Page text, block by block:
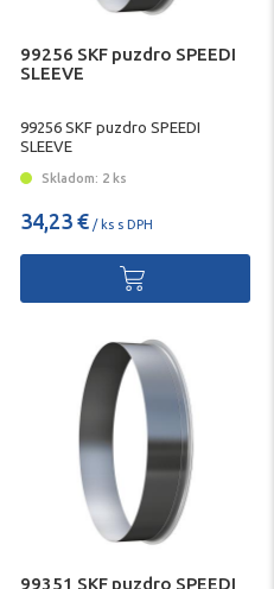
99256 SKF puzdro SPEEDI
SLEEVE
99256 SKF puzdro SPEEDI
SLEEVE
Skladom: 2 ks
34,23 € / ks s DPH
99351 SKF puzdro SPEEDI